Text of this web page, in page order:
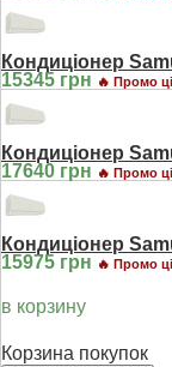
Кондиціонер
15345 грн 🔥 Промо
Кондиціонер
17640 грн 🔥 Промо
Кондиціонер
15975 грн 🔥 Промо
в корзину
Корзина покупок